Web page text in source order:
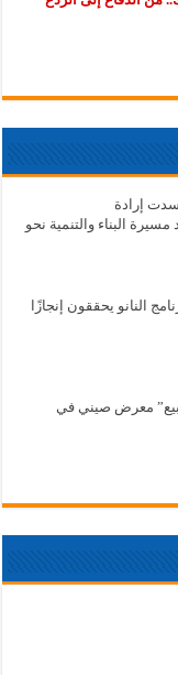
30 يونيو جسدت إرادة
البناء والتنمية نحو
النانو يحققون إنجازًا
معرض صيني في